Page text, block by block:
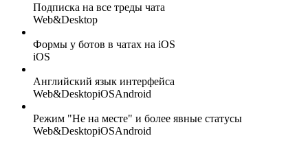
Подписка на все треды чата
Web&Desktop
Формы у ботов в чатах на iOS
iOS
Английский язык интерфейса
Web&DesktopiOSAndroid
Режим "Не на месте" и более явные статусы
Web&DesktopiOSAndroid